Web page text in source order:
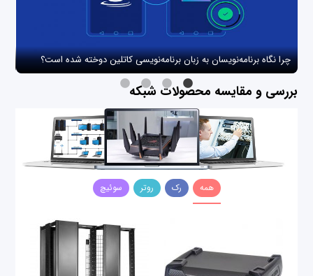
چرا نگاه برنامه‌نویسان به زبان برنامه‌نویسی کاتلین دوخته شده است؟
بررسی و مقایسه محصولات شبکه
همه رک روتر سوئیچ